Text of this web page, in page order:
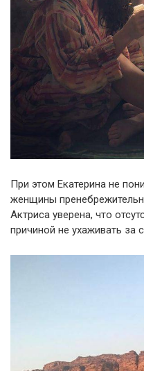
При этом Екатерина не
женщины
Актриса уверена, что
причиной не ухаживать за